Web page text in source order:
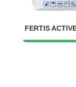
FERTIS